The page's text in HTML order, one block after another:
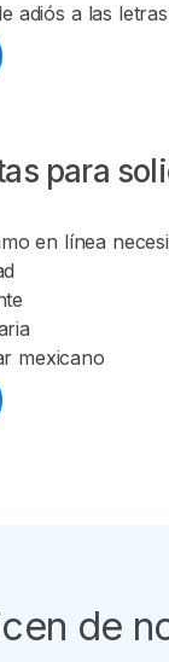
adiós a las
para
en línea
mexicano
de